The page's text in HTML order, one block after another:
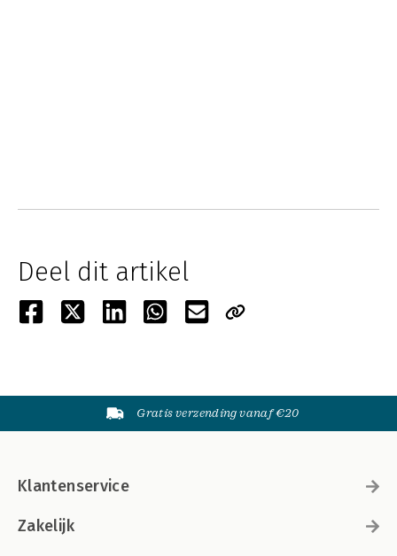
Deel dit artikel
Gratis verzending vanaf €20
Klantenservice
Zakelijk